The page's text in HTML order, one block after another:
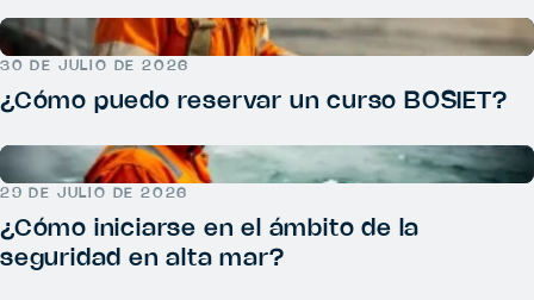
30 DE JULIO DE 2026
¿Cómo puedo reservar un curso BOSIET?
29 DE JULIO DE 2026
¿Cómo iniciarse en el ámbito de la
seguridad en alta mar?